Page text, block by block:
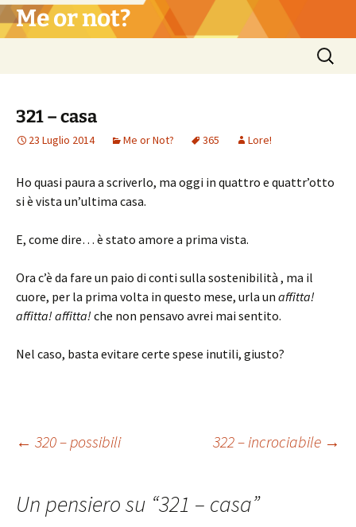
Vai
al Me or not?
Ricerca
per:
321 – casa
23 Luglio 2014 Me or Not? 365 Lore!
Ho quasi paura a scriverlo, ma oggi in quattro e quattr’otto
si è vista un’ultima casa.
E, come dire… è stato amore a prima vista.
Ora c’è da fare un paio di conti sulla sostenibilità , ma il
cuore, per la prima volta in questo mese, urla un affitta!
affitta! affitta! che non pensavo avrei mai sentito.
Nel caso, basta evitare certe spese inutili, giusto?
Navigazione
articolo
← 320 – possibili 322 – incrociabile →
Un pensiero su “321 – casa”